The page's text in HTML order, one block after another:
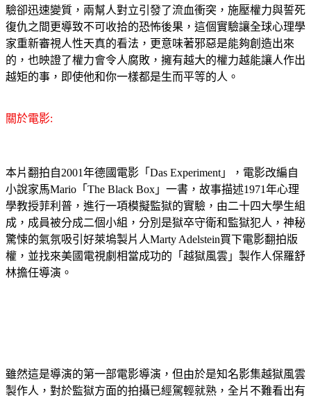
驗卻迅速變質，兩幫人對立引發了流血衝突，施壓權力與誓死
復仇之間更導致不可收拾的恐怖後果，這個實驗讓全球心理學
家重新審視人性天真的看法，更意味著邪惡是能夠創造出來
的，也映證了權力會令人腐敗，擁有越大的權力越能讓人作出
越矩的事，即使他和你一樣都是生而平等的人。
關於電影:
本片翻拍自2001年德國電影「Das Experiment」，電影改編自
小說家馬Mario「The Black Box」一書，故事描述1971年心理
學教授菲利普，進行一項模擬監獄的實驗，由二十四大學生組
成，成員被分成二個小組，分別是獄卒守衛和監獄犯人，神秘
驚悚的氣氛吸引好萊塢製片人Marty Adelstein買下電影翻拍版
權，並找來美國電視劇相當成功的「越獄風雲」製作人保羅舒
林擔任導演。
雖然這是導演的第一部電影導演，但由於是知名影集越獄風雲
製作人，對於監獄方面的拍攝已經駕輕就熟，全片不難看出有